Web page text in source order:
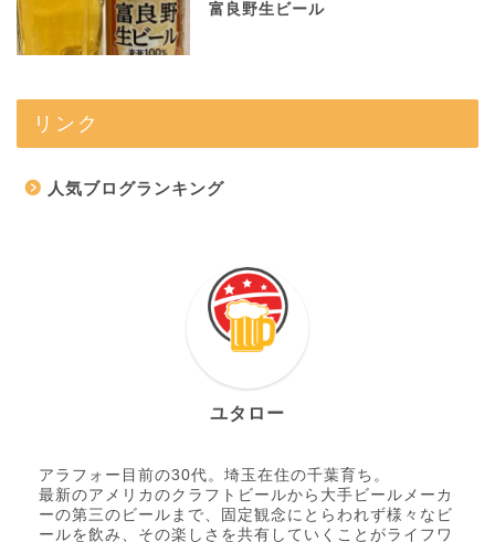
富良野生ビール
リンク
人気ブログランキング
ユタロー
アラフォー目前の30代。埼玉在住の千葉育ち。
最新のアメリカのクラフトビールから大手ビールメーカ
ーの第三のビールまで、固定観念にとらわれず様々なビ
ールを飲み、その楽しさを共有していくことがライフワ